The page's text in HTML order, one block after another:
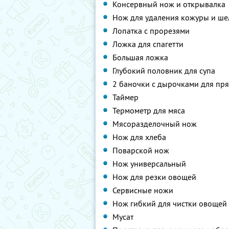
Консервный нож и открывалка
Нож для удаления кожуры и
Лопатка с прорезями
Ложка для спагетти
Большая ложка
Глубокий половник для супа
2 баночки с дырочками для
Таймер
Термометр для мяса
Мясоразделочный нож
Нож для хлеба
Поварской нож
Нож универсальный
Нож для резки овощей
Сервисные ножи
Нож гибкий для чистки овощей
Мусат